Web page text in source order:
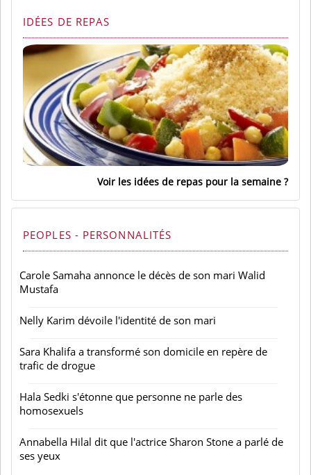
IDÉES DE REPAS
Voir les idées de repas pour la semaine
PEOPLES - PERSONNALITÉS
Carole Samaha annonce le décès de son mari Walid
Mustafa
Nelly Karim dévoile l'identité de son mari
Sara Khalifa a transformé son domicile en repère de
trafic de drogue
Hala Sedki s'étonne que personne ne parle des
homosexuels
Annabella Hilal dit que l'actrice Sharon Stone a parlé de
ses yeux